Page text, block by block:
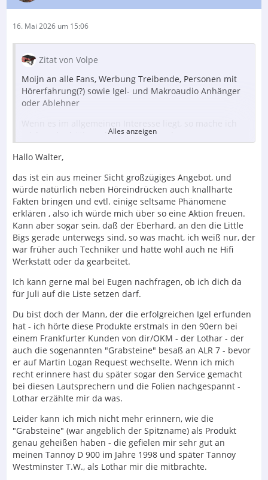
16. Mai 2026 um 15:06
Zitat von Volpe
Moijn an alle Fans, Werbung Treibende, Personen mit
Hörerfahrung(?) sowie Igel- und Makroaudio Anhänger
oder Ablehner
mich mal erbötig mal eine Messung der
Dazu würde gehören:
1. THD+Noise bei 4 und 8 Ohm und verschiedenen
Leistungen
2. FFT bei verschiedenen Widerständen und Leistungen
3. Intermodulationsmessungen
4. Frequenzgangmessungen bis 200 kHz
Zum Einsatz käme ein Audio Precision 2722 mit allen
ich hier im Forum veröffentlichen. Damit hätte man auf
jeden Fall eine unanzweifelbare technische Grundlage
zur Diskussion, völlig Emotionsfrei. Ich würde mich auch
jeglicher wertenden Kommentare enthalten. Allerdings
sollte dazu das Einverständniss des Herstellers
vorliegen. Aber erst im Juli- bin gespannt. Solche
Messungen habe ich auch schon zur Freude oder
Verdruss für andere Hersteller national und
international gemacht.
Alles anzeigen
Hallo Walter,
das ist ein aus meiner Sicht großzügiges Angebot, und
würde natürlich neben Höreindrücken auch knallharte
Fakten bringen und evtl. einige seltsame Phänomene
erklären , also ich würde mich über so eine Aktion freuen.
Kann aber sogar sein, daß der Eberhard, an den die Little
Bigs gerade unterwegs sind, so was macht, ich weiß nur, der
war früher auch Techniker und hatte wohl auch ne Hifi
Werkstatt oder da gearbeitet.
Ich kann gerne mal bei Eugen nachfragen, ob ich dich da
für Juli auf die Liste setzen darf.
Du bist doch der Mann, der die erfolgreichen Igel erfunden
hat - ich hörte diese Produkte erstmals in den 90ern bei
einem Frankfurter Kunden von dir/OKM - der Lothar - der
auch die sogenannten "Grabsteine" besaß an ALR 7 - bevor
er auf Martin Logan Request wechselte. Wenn ich mich
recht erinnere hast du später sogar den Service gemacht
bei diesen Lautsprechern und die Folien nachgespannt -
Lothar erzählte mir da was.
Leider kann ich mich nicht mehr erinnern, wie die
"Grabsteine" (war angeblich der Spitzname) als Produkt
genau geheißen haben - die gefielen mir sehr gut an
meinen Tannoy D 900 im Jahre 1998 und später Tannoy
Westminster T.W., als Lothar mir die mitbrachte.